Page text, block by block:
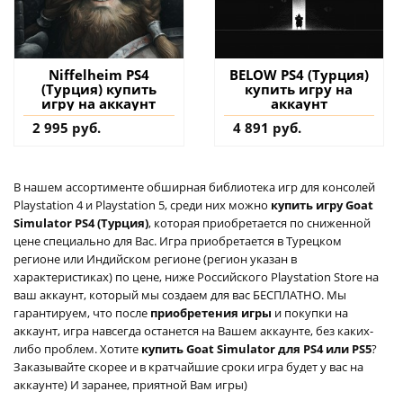
Niffelheim PS4
(Турция) купить
игру на аккаунт
2 995 руб.
BELOW PS4 (Турция)
купить игру на
аккаунт
4 891 руб.
В нашем ассортименте обширная библиотека игр для консолей
Playstation 4 и Playstation 5, среди них можно купить игру Goat
Simulator PS4 (Турция), которая приобретается по сниженной
цене специально для Вас. Игра приобретается в Турецком
регионе или Индийском регионе (регион указан в
характеристиках) по цене, ниже Российского Playstation Store на
ваш аккаунт, который мы создаем для вас БЕСПЛАТНО. Мы
гарантируем, что после приобретения игры и покупки на
аккаунт, игра навсегда останется на Вашем аккаунте, без каких-
либо проблем. Хотите купить Goat Simulator для PS4 или PS5?
Заказывайте скорее и в кратчайшие сроки игра будет у вас на
аккаунте) И заранее, приятной Вам игры)